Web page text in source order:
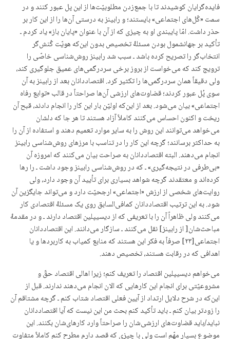
فایده‌گرایان کوشیدند تا با جمع‌زدن مطلوبیّت‌ها از این پل عبور کنند و در
سمت «کّل‌های اجتماعی» بایستند؛ و رابینز به درستی آن‌ها را از این کار بر
حذر داشت. امّا پایبندی او به چیزی که از آن با عنوان «پایان باز» یاد کردم ـ
تأکید بر جهانشمول بودن مسئلۀ تخصیص بدون این‌که هویّت کُنش‌گر
انتخاب‌گر را تصریح کرده باشد ـ سبب شد رابینز روش‌شناسی خاصّی را
ترویج کند که می‌خواست از بروز برخی سردرگمی‌های عمیق جلوگیری کند،
ولی دقیقاً همان سردرگمی‌ها را تکثیر کرد. اقتصاددانان بعد از رابینز به آن
سوی پُل عبور کردند؛ قضاوت‌های ارزشی آن‌ها صراحتاً در قالب «توابع رفاه
اجتماعی» بیان می‌شود. بعد از این‌که اولیّن بار این کار را انجام دادند، قبح آن
ریخت و اکنون احساس می‌کنند کاملاً آزاد هستند تا هر جا که دلشان
می‌خواهد می‌توانند این روش را به سایر موارد تعمیم دهند و استفاده از آن را
به حداکثر برسانند؛ گرچه این کار را در تناسب با مرزهای روش‌شناسی رابینز
انجام می‌دهند. البته اقتصاددانان به صراحت بیان می‌کنند که امروزه آن
«بی‌طرفی در نتیجه‌گیری» ـ که در روش‌شناسی رابینز وجود داشت ـ را رها
کرده‌اند و معتقدند گرچه شواهد بسیاری برای تأیید آن وجود دارد، ولی
روایت‌های شخصی از ارزش «اجتماعی» ارجحیّت دارد و می‌تواند جایگزین آن
شود. به این ترتیب اقتصاددانان کمافی‌السابق روی یک مسئلۀ اقتصادی کار
می‌کنند ولی ظاهراً آن را با تعریفی که از دیسیپلین اقتصاد دارند ـ و در مقدمۀ
مباحث‌شان[ از رابینز] نقل می‌کنند ـ سازگار می‌دانند. این اقتصاددانان
اجتماعی[۲۳] صرفاً به فکر این هستند که منابع کمیاب به کاربردها و یا
اهدافی که در رقابت هستند، تخصیص دهند.
می‌خواهم دیسیپلین اقتصاد را تعریف کنم؛ زیرا اهالی اقتصاد حقّ و
مشروعیّتی برای انجام این کارهایی که الان انجام می‌دهند ندارند. قبل از
این‌که در شرح دلایل ارتداد از آیین فعلی اقتصاد شتاب کنم ـ گرچه مشتاقم آن
را زودتر بیان کنم ـ باید تأکید کنم بحث من این نیست که آیا اقتصاددانان
نباید/باید قضاوت‌های ارزشی‌شان را صراحتاً وارد کارهای‌شان بکنند. این
موضوع بسیار مهّم است ولی با چیزی که قصد دارم مطرح کنم کاملاً متفاوت